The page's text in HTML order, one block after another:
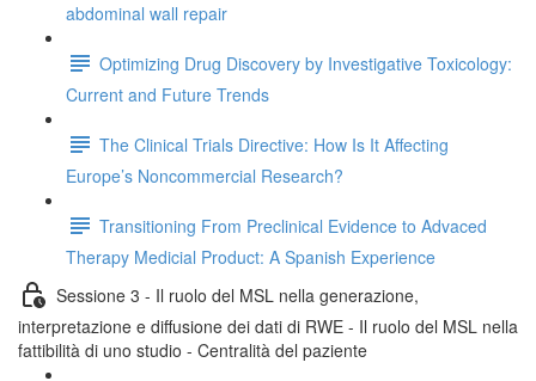
abdominal wall repair
Optimizing Drug Discovery by Investigative Toxicology:
Current and Future Trends
The Clinical Trials Directive: How Is It Affecting
Europe’s Noncommercial Research?
Transitioning From Preclinical Evidence to Advaced
Therapy Medicial Product: A Spanish Experience
Sessione 3 - Il ruolo del MSL nella generazione,
interpretazione e diffusione dei dati di RWE - Il ruolo del MSL nella
fattibilità di uno studio - Centralità del paziente